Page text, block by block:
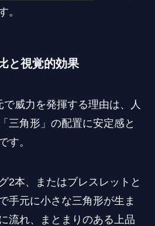
。
と視覚的効果
威力を発揮する理由は、人
三角形」の配置に安定感と
す。
2本、またはブレスレットと
手元に小さな三角形が生ま
流れ、まとまりのある上品